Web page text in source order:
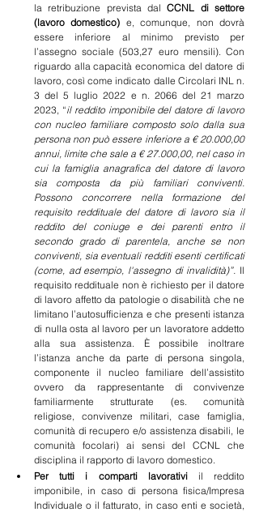
la retribuzione prevista dal CCNL di settore
(lavoro domestico) e, comunque, non dovrà
essere inferiore al minimo previsto per
l’assegno sociale (503,27 euro mensili). Con
riguardo alla capacità economica del datore di
lavoro, così come indicato dalle Circolari INL n.
3 del 5 luglio 2022 e n. 2066 del 21 marzo
2023, “il reddito imponibile del datore di lavoro
con nucleo familiare composto solo dalla sua
persona non può essere inferiore a € 20.000,00
annui, limite che sale a € 27.000,00, nel caso in
cui la famiglia anagrafica del datore di lavoro
sia composta da più familiari conviventi.
Possono concorrere nella formazione del
requisito reddituale del datore di lavoro sia il
reddito del coniuge e dei parenti entro il
secondo grado di parentela, anche se non
conviventi, sia eventuali redditi esenti certificati
(come, ad esempio, l'assegno di invalidità)”. Il
requisito reddituale non è richiesto per il datore
di lavoro affetto da patologie o disabilità che ne
limitano l’autosufficienza e che presenti istanza
di nulla osta al lavoro per un lavoratore addetto
alla sua assistenza. È possibile inoltrare
l’istanza anche da parte di persona singola,
componente il nucleo familiare dell’assistito
ovvero da rappresentante di convivenze
familiarmente strutturate (es. comunità
religiose, convivenze militari, case famiglia,
comunità di recupero e/o assistenza disabili, le
comunità focolari) ai sensi del CCNL che
disciplina il rapporto di lavoro domestico.
Per tutti i comparti lavorativi il reddito
imponibile, in caso di persona fisica/Impresa
Individuale o il fatturato, in caso enti e società,